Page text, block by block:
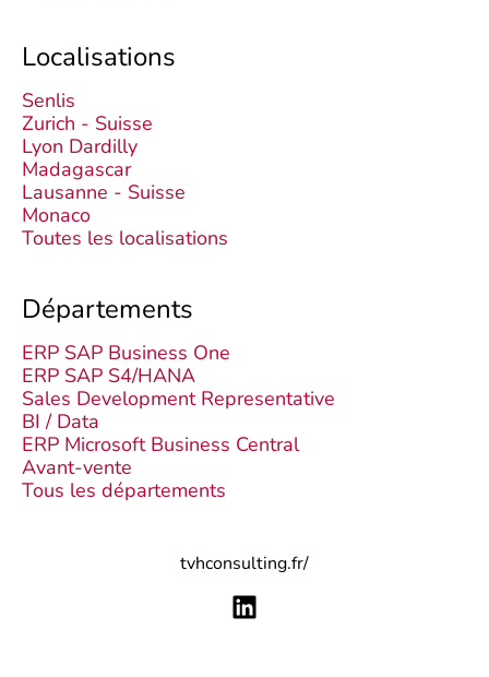
Localisations
Senlis
Zurich - Suisse
Lyon Dardilly
Madagascar
Lausanne - Suisse
Monaco
Toutes les localisations
Départements
ERP SAP Business One
ERP SAP S4/HANA
Sales Development Representative
BI / Data
ERP Microsoft Business Central
Avant-vente
Tous les départements
tvhconsulting.fr/